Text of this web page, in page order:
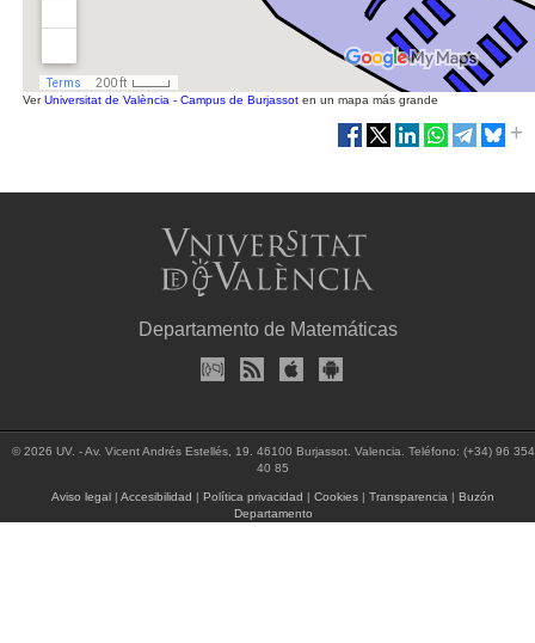
VerUniversitat de València - Campus de Burjassot en un mapa más grande
Departamento de Matemáticas
© 2026 UV. - Av. Vicent Andrés Estellés, 19. 46100 Burjassot. Valencia. Teléfono: (+34) 96 354
40 85
Aviso legal |Accesibilidad |Política privacidad |Cookies |Transparencia |Buzón
Departamento